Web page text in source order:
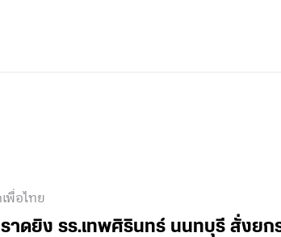
พื่อไทย
าดยิง รร.เทพศิรินทร์ นนทบุรี สั่งย